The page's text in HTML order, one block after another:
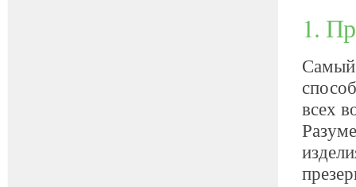
1.
Самый
всех